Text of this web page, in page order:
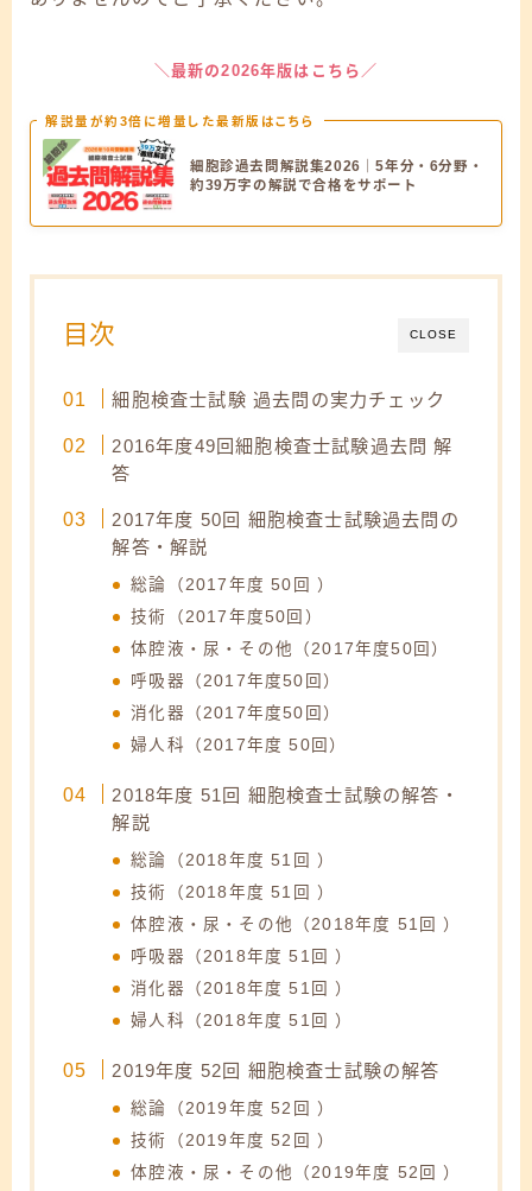
＼最新の2026年版はこちら／
解説量が約3倍に増量した最新版はこちら
細胞診過去問解説集2026｜5年分・6分野・
約39万字の解説で合格をサポート
CLOSE
目次
細胞検査士試験 過去問の実力チェック
2016年度49回細胞検査士試験過去問 解
答
2017年度 50回 細胞検査士試験過去問の
解答・解説
総論（2017年度 50回 ）
技術（2017年度50回）
体腔液・尿・その他（2017年度50回）
呼吸器（2017年度50回）
消化器（2017年度50回）
婦人科（2017年度 50回）
2018年度 51回 細胞検査士試験の解答・
解説
総論（2018年度 51回 ）
技術（2018年度 51回 ）
体腔液・尿・その他（2018年度 51回 ）
呼吸器（2018年度 51回 ）
消化器（2018年度 51回 ）
婦人科（2018年度 51回 ）
2019年度 52回 細胞検査士試験の解答
総論（2019年度 52回 ）
技術（2019年度 52回 ）
体腔液・尿・その他（2019年度 52回 ）